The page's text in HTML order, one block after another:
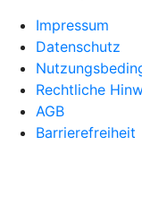
Impressum
Datenschutz
Rechtliche
AGB
Barrierefreiheit